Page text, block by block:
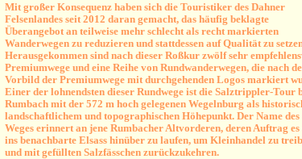
Mit großer Konsequenz haben sich die Touristiker des Dahner
Felsenlandes seit 2012 daran gemacht, das häufig beklagte
Überangebot an teilweise mehr schlecht als recht markierten
Wanderwegen zu reduzieren und stattdessen auf Qualität zu
Herausgekommen sind nach dieser Roßkur zwölf sehr
Premiumwege und eine Reihe von Rundwanderwegen, die nach
Vorbild der Premiumwege mit durchgehenden Logos markiert
Einer der lohnendsten dieser Rundwege ist die Salztrippler-Tour
Rumbach mit der 572 m hoch gelegenen Wegelnburg als
landschaftlichem und topographischen Höhepunkt. Der Name des
Weges erinnert an jene Rumbacher Altvorderen, deren Auftrag es
ins benachbarte Elsass hinüber zu laufen, um Kleinhandel zu
und mit gefüllten Salzfässchen zurückzukehren.